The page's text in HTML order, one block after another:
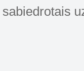
sabiedrotais